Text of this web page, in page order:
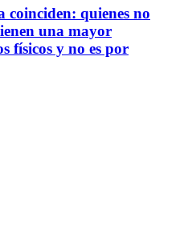
coinciden: quienes no
una mayor
físicos y no es por